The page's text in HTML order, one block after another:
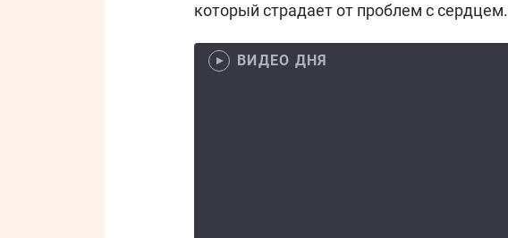
который страдает от проблем с сердцем.
ВИДЕО ДНЯ